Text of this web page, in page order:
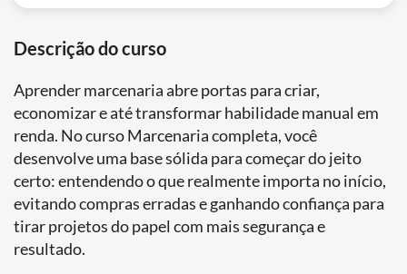
Descrição do curso
Aprender marcenaria abre portas para criar,
economizar e até transformar habilidade manual em
renda. No curso Marcenaria completa, você
desenvolve uma base sólida para começar do jeito
certo: entendendo o que realmente importa no início,
evitando compras erradas e ganhando confiança para
tirar projetos do papel com mais segurança e
resultado.